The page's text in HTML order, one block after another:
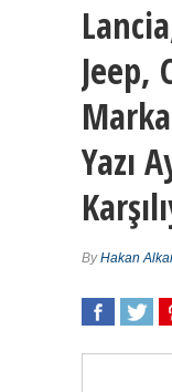
Jeep,
Yazı
ByHakan